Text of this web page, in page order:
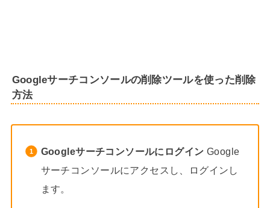
Googleサーチコンソールの削除ツールを使った削除
方法
Googleサーチコンソールにログイン Google
サーチコンソールにアクセスし、ログインし
ます。